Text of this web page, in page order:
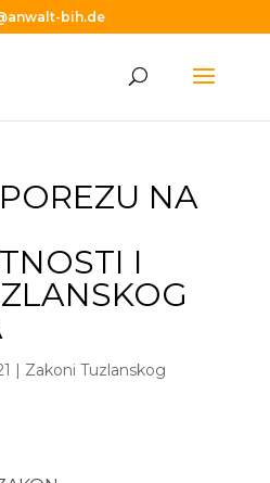
bih.de
NA
I
| Zakoni Tuzlanskog